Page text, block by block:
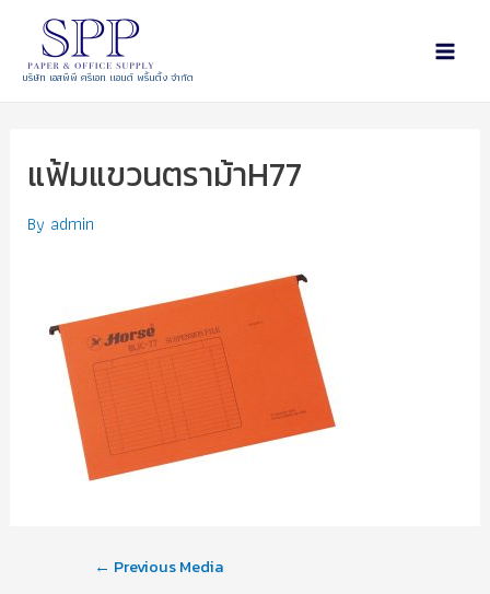
บริษัท เอสพีพี ครีเอท แอนด์ พริ้นติ้ง จำกัด
แฟ้มแขวนตราม้าH77
By admin
← Previous Media